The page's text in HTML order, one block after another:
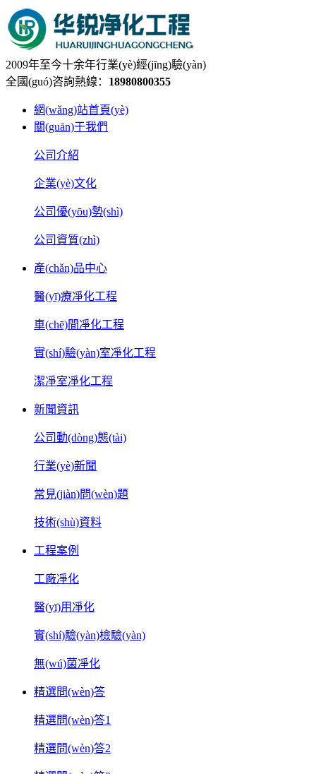
2009年至今十余年行業(yè)經(jīng)驗(yàn)
全國(guó)咨詢熱線： 18980800355
網(wǎng)站首頁(yè)
關(guān)于我們
公司介紹
企業(yè)文化
公司優(yōu)勢(shì)
公司資質(zhì)
產(chǎn)品中心
醫(yī)療凈化工程
車(chē)間凈化工程
實(shí)驗(yàn)室凈化工程
潔凈室凈化工程
新聞資訊
公司動(dòng)態(tài)
行業(yè)新聞
常見(jiàn)問(wèn)題
技術(shù)資料
工程案例
工廠凈化
醫(yī)用凈化
實(shí)驗(yàn)檢驗(yàn)
無(wú)菌凈化
精選問(wèn)答
精選問(wèn)答1
精選問(wèn)答2